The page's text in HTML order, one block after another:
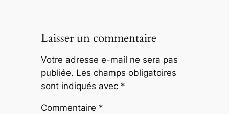
Laisser un commentaire
Votre adresse e-mail ne sera pas
publiée. Les champs obligatoires
sont indiqués avec *
Commentaire *